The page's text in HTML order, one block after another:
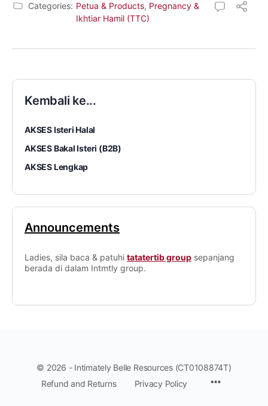
Categories: Petua & Products, Pregnancy &
Ikhtiar Hamil (TTC)
Kembali ke...
AKSES Isteri Halal
AKSES Bakal Isteri (B2B)
AKSES Lengkap
Announcements
Ladies, sila baca & patuhi tatatertib group sepanjang
berada di dalam Intmtly group.
© 2026 - Intimately Belle Resources (CT0108874T)
Refund and Returns
Privacy Policy